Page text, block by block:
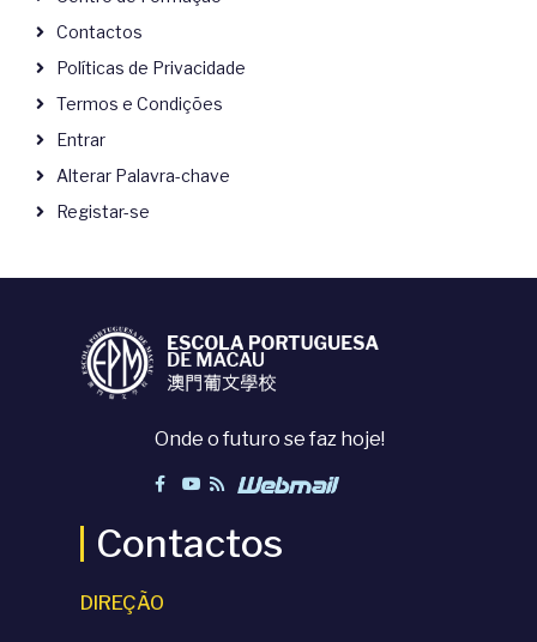
Contactos
Políticas de Privacidade
Termos e Condições
Entrar
Alterar Palavra-chave
Registar-se
Onde o futuro se faz hoje!
Contactos
DIREÇÃO